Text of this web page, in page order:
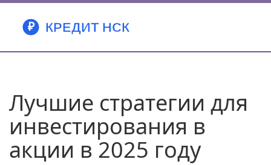
Лучшие стратегии для
инвестирования в
акции в 2025 году